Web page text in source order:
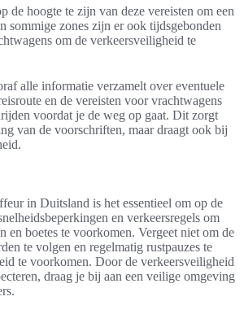
de hoogte te zijn van deze vereisten om een
sommige zones zijn er ook tijdsgebonden
om de verkeersveiligheid te
alle informatie verzamelt over eventuele
en de vereisten voor vrachtwagens
voordat je de weg op gaat. Dit zorgt
van de voorschriften, maar draagt ook bij
in Duitsland is het essentieel om op de
en verkeersregels om
en boetes te voorkomen. Vergeet niet om de
te volgen en regelmatig rustpauzes te
te voorkomen. Door de verkeersveiligheid
draag je bij aan een veilige omgeving